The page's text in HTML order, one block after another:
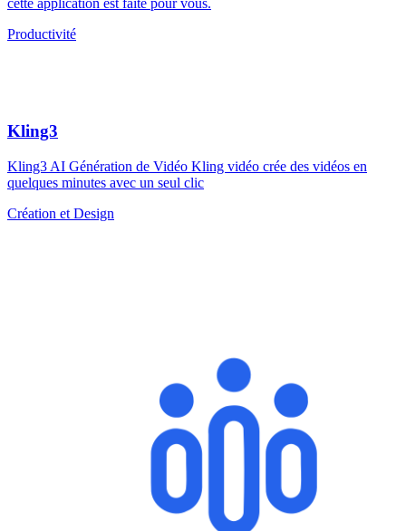
cette application est faite pour vous.
Productivité
Kling3
Kling3 AI Génération de Vidéo Kling vidéo crée des vidéos en
quelques minutes avec un seul clic
Création et Design